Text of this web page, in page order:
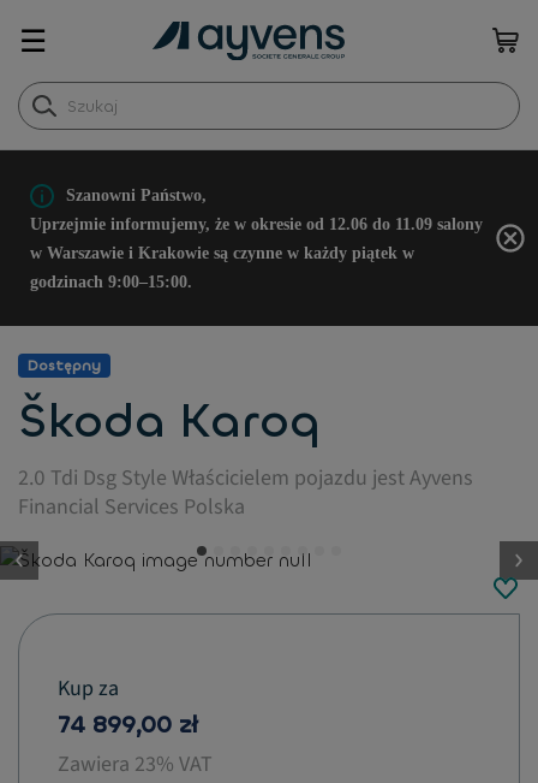
☰
Szanowni Państwo,
Uprzejmie informujemy, że w okresie od 12.06 do 11.09 salony
w Warszawie i Krakowie są czynne w każdy piątek w
godzinach 9:00–15:00.
Dostępny
Škoda Karoq
2.0 Tdi Dsg Style Właścicielem pojazdu jest Ayvens
Financial Services Polska
button.previous
Kup za
74 899,00 zł
Zawiera 23% VAT